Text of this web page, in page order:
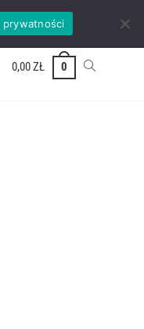
TEL. 600 352 938
0,00ZŁ 0
prywatności